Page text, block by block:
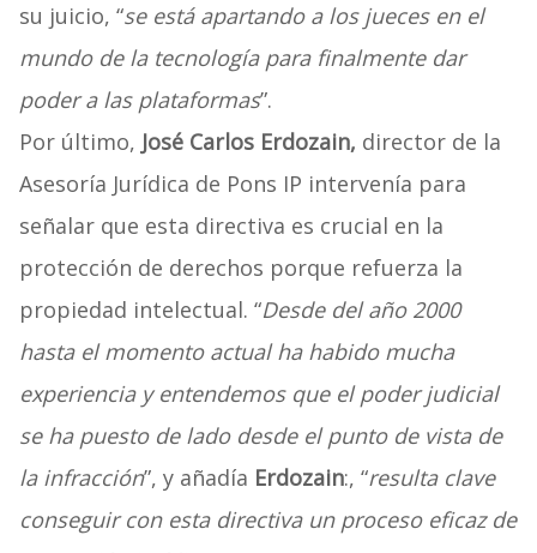
su juicio, “se está apartando a los jueces en el
mundo de la tecnología para finalmente dar
poder a las plataformas”.
Por último, José Carlos Erdozain, director de la
Asesoría Jurídica de Pons IP intervenía para
señalar que esta directiva es crucial en la
protección de derechos porque refuerza la
propiedad intelectual. “Desde del año 2000
hasta el momento actual ha habido mucha
experiencia y entendemos que el poder judicial
se ha puesto de lado desde el punto de vista de
la infracción”, y añadía Erdozain:, “resulta clave
conseguir con esta directiva un proceso eficaz de